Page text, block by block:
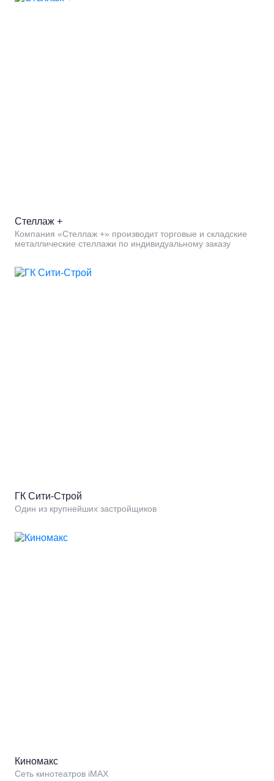
Стеллаж +
Компания «Стеллаж +» производит торговые и складские
металлические стеллажи по индивидуальному заказу
ГК Сити-Строй
Один из крупнейших застройщиков
Киномакс
Сеть кинотеатров iMAX